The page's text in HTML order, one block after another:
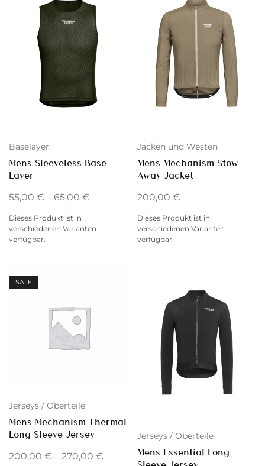
Baselayer
Mens Sleeveless Base
Layer
55,00 € – 65,00 €
Dieses Produkt ist in
verschiedenen Varianten
verfügbar.
Jacken und Westen
Mens Mechanism Stow
Away Jacket
200,00 €
Dieses Produkt ist in
verschiedenen Varianten
verfügbar.
SALE
Jerseys / Oberteile
Mens Mechanism Thermal
Long Sleeve Jersey
200,00 € – 270,00 €
Jerseys / Oberteile
Mens Essential Long
Sleeve Jersey